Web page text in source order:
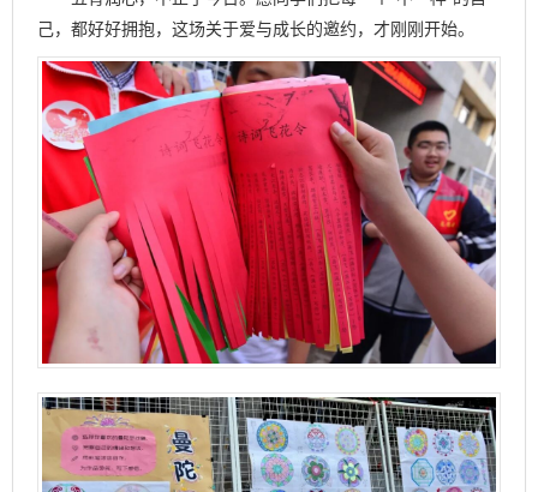
己，都好好拥抱，这场关于爱与成长的邀约，才刚刚开始。